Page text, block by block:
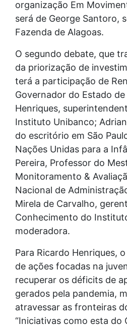
organização Em
será de George Santoro,
Fazenda de Alagoas.
O segundo debate, que
da priorização de
terá a participação de
Governador do Estado
Henriques,
Instituto Unibanco;
do escritório em São
Nações Unidas para a
Pereira, Professor do
Monitoramento &
Nacional de
Mirela de Carvalho,
Conhecimento do
moderadora.
Para Ricardo Henriques,
de ações focadas na
recuperar os déficits de
gerados pela pandemia,
atravessar as fronteiras
“Iniciativas como esta do